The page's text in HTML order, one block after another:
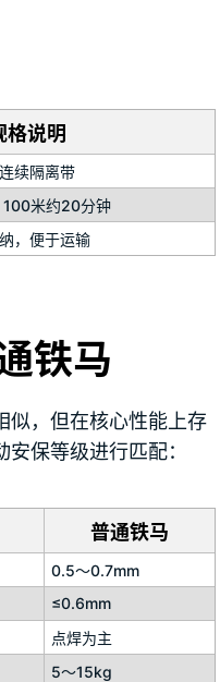
格说明
续隔离带
米约20分钟
，便于运输
铁马
似，但在核心性能上存
保等级进行匹配：
普通铁马
0.5～0.7mm
≤0.6mm
点焊为主
5～15kg